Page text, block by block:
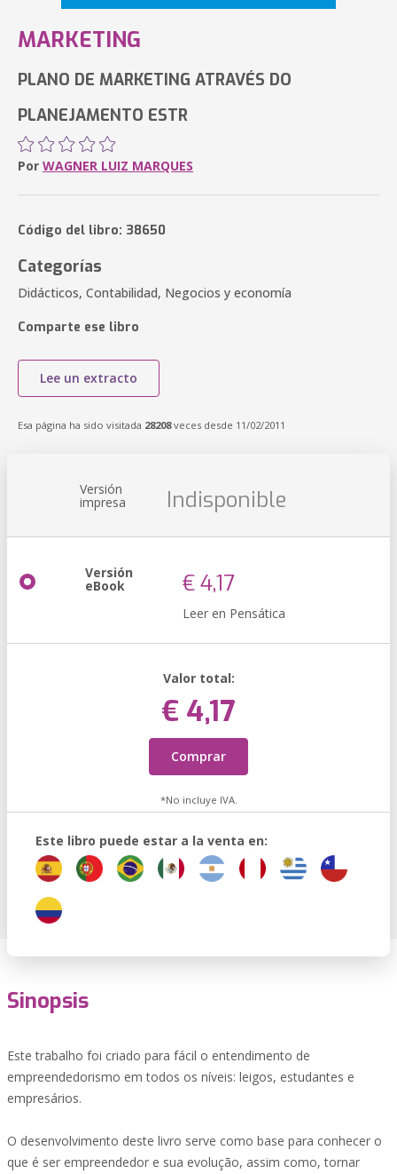
MARKETING
PLANO DE MARKETING ATRAVÉS DO
PLANEJAMENTO ESTR
Por WAGNER LUIZ MARQUES
Código del libro: 38650
Categorías
Didácticos, Contabilidad, Negocios y economía
Comparte ese libro
Lee un extracto
Esa página ha sido visitada 28208veces desde 11/02/2011
Versión
impresa Indisponible
Versión
eBook € 4,17
Leer en Pensática
Valor total:
€ 4,17
Comprar
*No incluye IVA.
Este libro puede estar a la venta en:
Sinopsis
Este trabalho foi criado para fácil o entendimento de
empreendedorismo em todos os níveis: leigos, estudantes e
empresários.
O desenvolvimento deste livro serve como base para conhecer o
que é ser empreendedor e sua evolução, assim como, tornar